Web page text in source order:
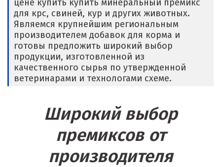
Егорьевск
Екатеринбург
Еленинка
Жуковский
Иваново
цене купить купить минеральный премикс
для крс, свиней, кур и других животных.
Являемся крупнейшим региональным
производителем добавок для корма и
готовы предложить широкий выбор
продукции, изготовленной из
качественного сырья по утвержденной
ветеринарами и технологами схеме.
Широкий выбор
премиксов от
производителя